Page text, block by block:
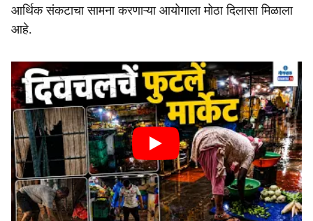
आर्थिक संकटाचा सामना करणाऱ्या आयोगाला मोठा दिलासा मिळाला
आहे.